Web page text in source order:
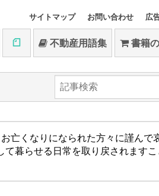
サイトマップ お問い合わせ 広
不動産用語集 書籍
亡くなりになられた方々に謹んで
暮らせる日常を取り戻されます